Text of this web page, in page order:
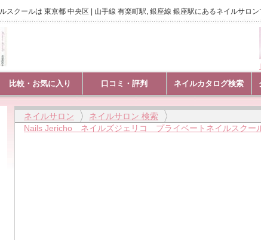
ールは 東京都 中央区 | 山手線 有楽町駅, 銀座線 銀座駅にあるネイルサロン
比較・お気に入り 口コミ・評判 ネイルカタログ検索
ネイルサロン
ネイルサロン 検索
Nails Jericho ネイルズジェリコ プライベートネイルスクー